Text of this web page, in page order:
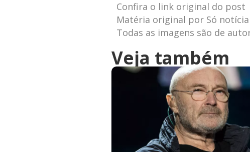
Confira o link original do post
Matéria original por Só
Todas as imagens são de
Veja também